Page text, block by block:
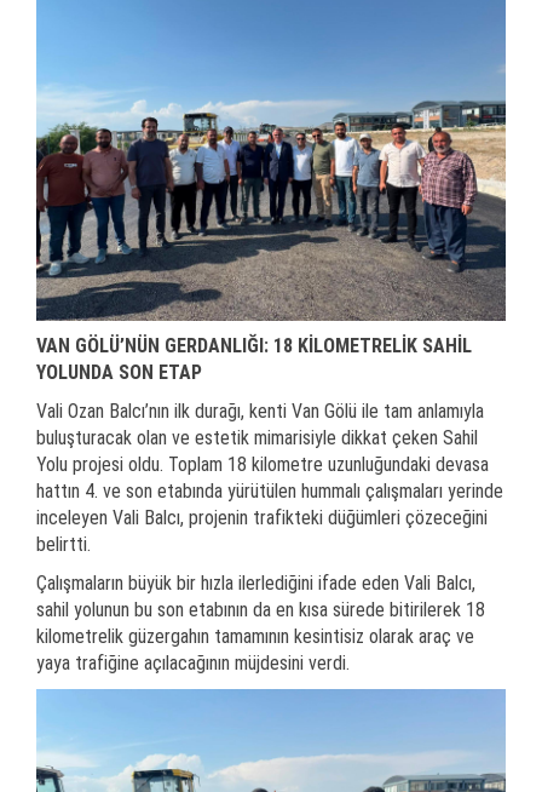
VAN GÖLÜ’NÜN GERDANLIĞI: 18 KİLOMETRELİK SAHİL
YOLUNDA SON ETAP
Vali Ozan Balcı’nın ilk durağı, kenti Van Gölü ile tam anlamıyla
buluşturacak olan ve estetik mimarisiyle dikkat çeken Sahil
Yolu projesi oldu. Toplam 18 kilometre uzunluğundaki devasa
hattın 4. ve son etabında yürütülen hummalı çalışmaları yerinde
inceleyen Vali Balcı, projenin trafikteki düğümleri çözeceğini
belirtti.
Çalışmaların büyük bir hızla ilerlediğini ifade eden Vali Balcı,
sahil yolunun bu son etabının da en kısa sürede bitirilerek 18
kilometrelik güzergahın tamamının kesintisiz olarak araç ve
yaya trafiğine açılacağının müjdesini verdi.